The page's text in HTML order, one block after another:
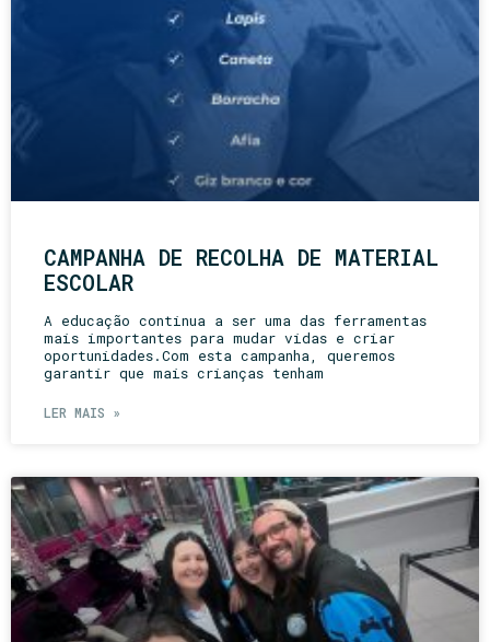
CAMPANHA DE RECOLHA DE MATERIAL
ESCOLAR
A educação continua a ser uma das ferramentas
mais importantes para mudar vidas e criar
oportunidades.Com esta campanha, queremos
garantir que mais crianças tenham
LER MAIS »